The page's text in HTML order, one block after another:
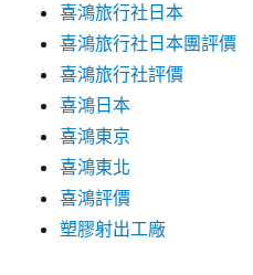
喜鴻旅行社日本
喜鴻旅行社日本團評價
喜鴻旅行社評價
喜鴻日本
喜鴻東京
喜鴻東北
喜鴻評價
塑膠射出工廠